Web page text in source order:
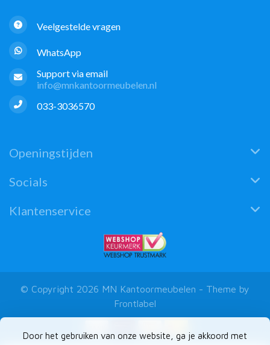
Door het gebruiken van onze website, ga je akkoord met
Veelgestelde vragen
WhatsApp
Support via email
info@mnkantoormeubelen.nl
033-3036570
Openingstijden
Socials
Klantenservice
© Copyright 2026 MN Kantoormeubelen - Theme by
Frontlabel